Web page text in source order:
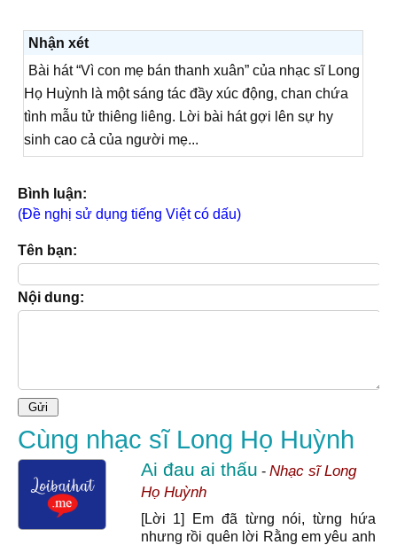
Nhận xét
Bài hát “Vì con mẹ bán thanh xuân” của nhạc sĩ Long
Họ Huỳnh là một sáng tác đầy xúc động, chan chứa
tình mẫu tử thiêng liêng. Lời bài hát gợi lên sự hy
sinh cao cả của người mẹ...
Bình luận:
(Đề nghị sử dụng tiếng Việt có dấu)
Tên bạn:
Nội dung:
Cùng nhạc sĩ Long Họ Huỳnh
Ai đau ai thấu - Nhạc sĩ Long
Họ Huỳnh
[Lời 1] Em đã từng nói, từng hứa
nhưng rồi quên lời Rằng em yêu anh